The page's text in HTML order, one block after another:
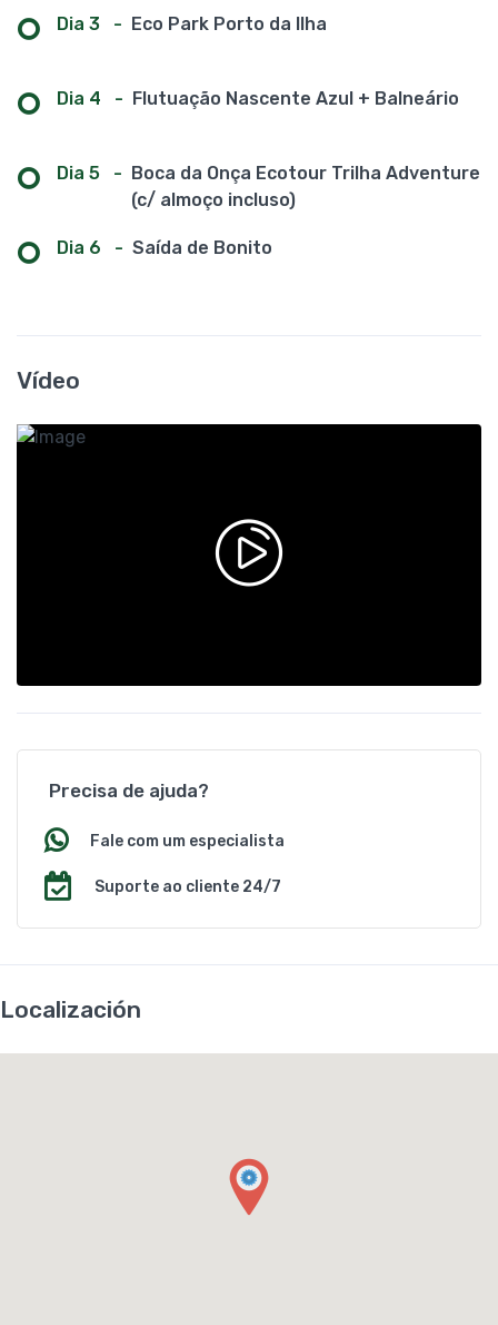
Dia 3 - Eco Park Porto da Ilha
Dia 4 - Flutuação Nascente Azul + Balneário
Dia 5 - Boca da Onça Ecotour Trilha Adventure
(c/ almoço incluso)
Dia 6 - Saída de Bonito
Vídeo
Precisa de ajuda?
Fale com um especialista
Suporte ao cliente 24/7
Localización